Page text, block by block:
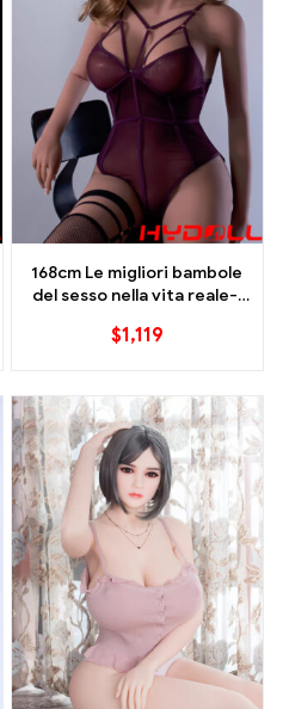
168cm Le migliori bambole
del sesso nella vita reale-I
$1,119